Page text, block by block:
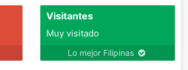
Visitantes
Muy visitado
Lo mejor Filipinas